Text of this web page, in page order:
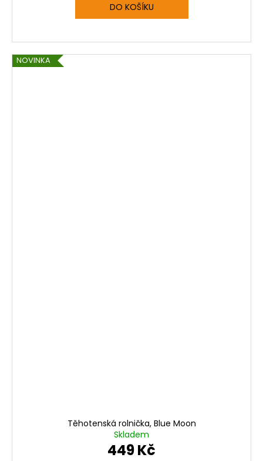
DO KOŠÍKU
NOVINKA
Těhotenská rolnička, Blue Moon
Skladem
449 Kč